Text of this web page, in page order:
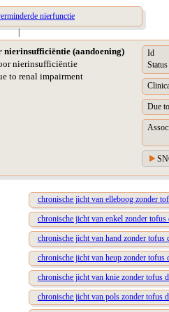
nierfunctie
|
nierinsufficiëntie (aandoening)
nierinsufficiëntie
to renal impairment
Id
Status
Due to
chronische jicht van elleboog zonder
chronische jicht van enkel zonder
chronische jicht van hand zonder tofus
chronische jicht van heup zonder tofus
chronische jicht van knie zonder tofus
chronische jicht van pols zonder tofus